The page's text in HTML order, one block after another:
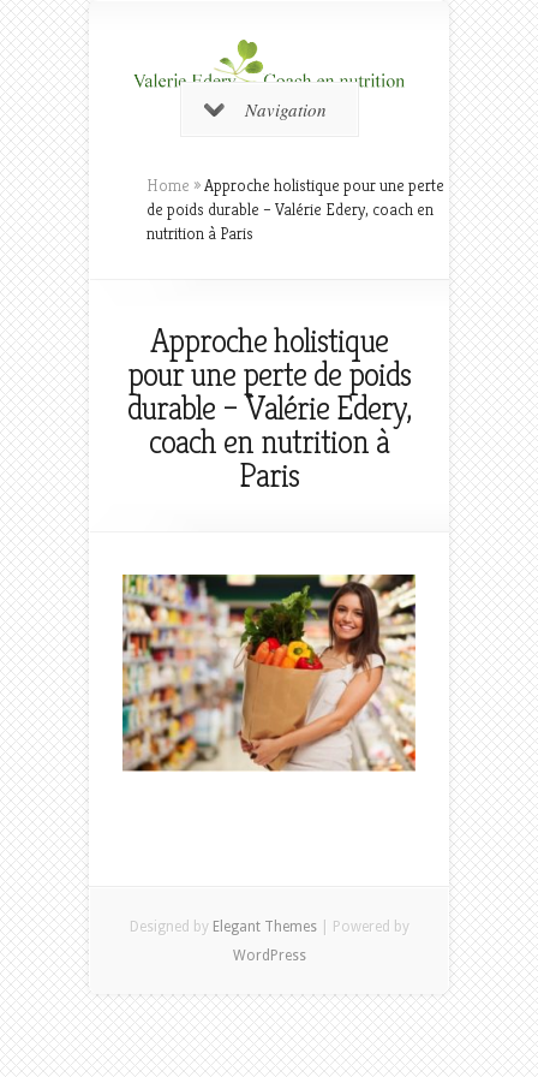
Navigation
Home »Approche holistique pour une perte
de poids durable – Valérie Edery, coach en
nutrition à Paris
Approche holistique
pour une perte de poids
durable – Valérie Edery,
coach en nutrition à
Paris
Designed by Elegant Themes| Powered by
WordPress